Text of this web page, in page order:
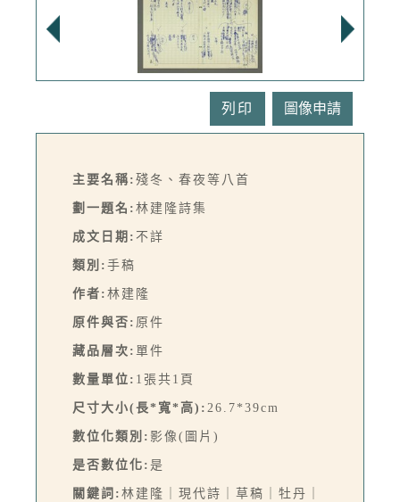
列印
主要名稱: 殘冬、春夜等八首
劃一題名: 林建隆詩集
成文日期: 不詳
類別: 手稿
作者: 林建隆
原件與否: 原件
藏品層次: 單件
數量單位: 1張共1頁
尺寸大小(長*寬*高): 26.7*39cm
數位化類別: 影像(圖片)
是否數位化: 是
關鍵詞: 林建隆｜現代詩｜草稿｜牡丹｜